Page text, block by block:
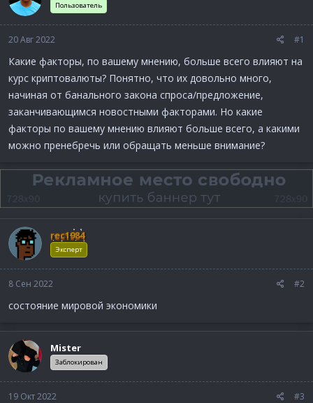
а
Пользователь
20 Авг 2022 #1
Какие факторы, по вашему мнению, больше всего влияют на
курс криптовалюты? Понятно, что их довольно много,
начиная от банального закона спроса/предложение,
заканчивающимся новостными факторами. Но какие
факторы по вашему мнению влияют больше всего, а какими
можно пренебречь или обращать меньше внимание?
rec1984
Эксперт
8 Сен 2022 #2
состояние мировой экономики
Mister
Заблокирован
19 Окт 2022 #3